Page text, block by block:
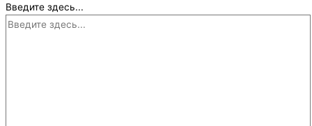
Введите здесь...